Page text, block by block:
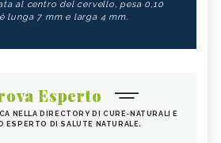
al centro del cervello, pesa 0,10
lunga 7 mm e larga 4 mm.
Esperto
NELLA DIRECTORY DI CURE-NATURALI E
ESPERTO DI SALUTE NATURALE.